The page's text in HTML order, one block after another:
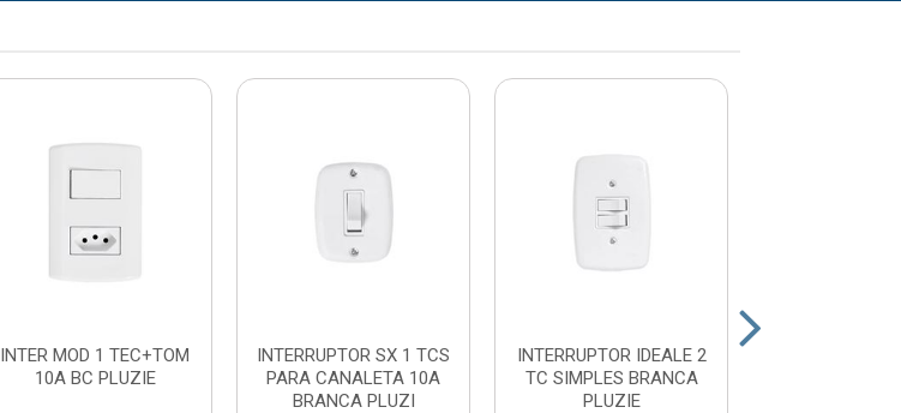
INTER MOD 1 TEC+TOM
10A BC PLUZIE
INTERRUPTOR SX 1 TCS
PARA CANALETA 10A
BRANCA PLUZI
INTERRUPTOR IDEALE 2
TC SIMPLES BRANCA
PLUZIE